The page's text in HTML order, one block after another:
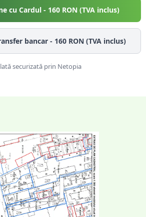
cu Cardul - 160RON (TVA inclus)
bancar - 160RON (TVA inclus)
securizată prin Netopia